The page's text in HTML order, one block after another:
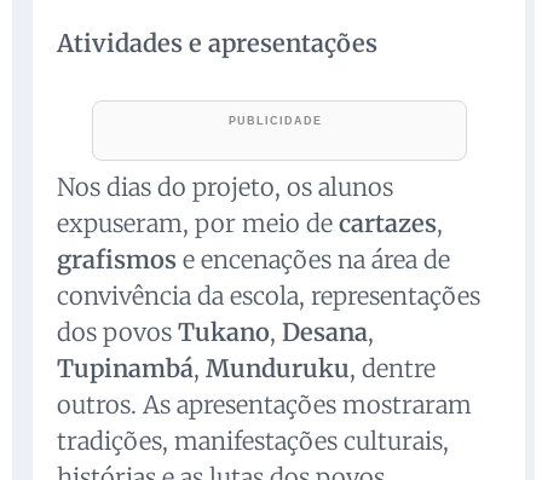
Atividades e apresentações
Nos dias do projeto, os alunos
expuseram, por meio de cartazes,
grafismos e encenações na área de
convivência da escola, representações
dos povos Tukano, Desana,
Tupinambá, Munduruku, dentre
outros. As apresentações mostraram
tradições, manifestações culturais,